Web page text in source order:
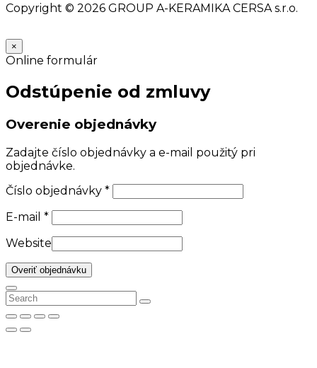
Copyright © 2026 GROUP A-KERAMIKA CERSA s.r.o.
×
Online formulár
Odstúpenie od zmluvy
Overenie objednávky
Zadajte číslo objednávky a e-mail použitý pri
objednávke.
Číslo objednávky *
E-mail *
Website
Overiť objednávku